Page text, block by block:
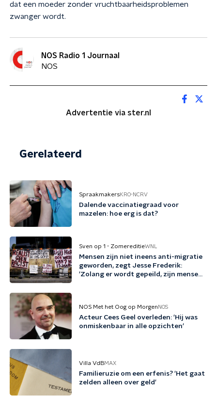
dat een moeder zonder vruchtbaarheidsproblemen
zwanger wordt.
NOS Radio 1 Journaal
NOS
Advertentie via ster.nl
Gerelateerd
SpraakmakersKRO-NCRV
Dalende vaccinatiegraad voor
mazelen: hoe erg is dat?
Sven op 1 - ZomereditieWNL
Mensen zijn niet ineens anti-migratie
geworden, zegt Jesse Frederik:
'Zolang er wordt gepeild, zijn mensen
NOS Met het Oog op Morgen NOS
Acteur Cees Geel overleden: 'Hij was
onmiskenbaar in alle opzichten'
Villa VdBMAX
Familieruzie om een erfenis? 'Het gaat
zelden alleen over geld'